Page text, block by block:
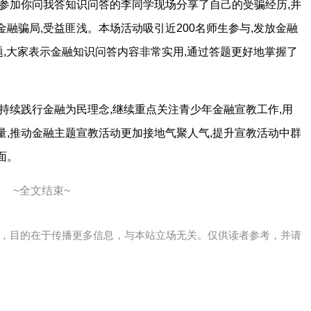
加你问我答知识问答的李同学现场分享了自己的受骗经历,并
骗局,受益匪浅。本场活动吸引近200名师生参与,发放金融
家表示金融知识问答内容非常实用,通过答题更好地掌握了
续践行金融为民理念,继续重点关注青少年金融宣教工作,用
推动金融主题宣教活动更加接地气聚人气,提升宣教活动中群
~全文结束~
目的在于传播更多信息，与本站立场无关。仅供读者参考，并请